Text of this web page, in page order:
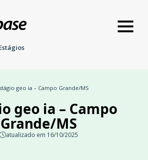
geo ia – Campo Grande/MS
geo ia – Campo
Grande/MS
atualizado em 16/10/2025